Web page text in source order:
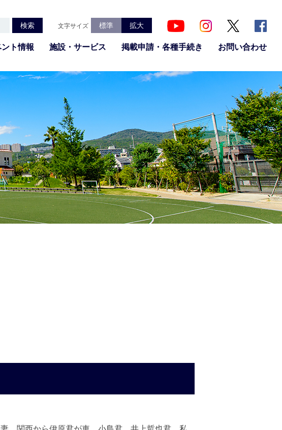
文字サイズ 標準 拡大
ト情報 施設・サービス 掲載申請・各種手続き お問い合わせ